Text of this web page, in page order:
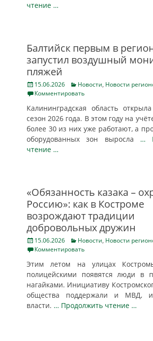
чтение …
Балтийск первым в
запустил воздушный
пляжей
Posted
on
15.06.2026 Categories
Новости, Новости
Комментировать
Калининградская область
сезон 2026 года. В этом году на
более 30 из них уже работают, а
оборудованных зон выросла …
чтение …
«Обязанность казака –
Россию»: как в Костроме
возрождают традиции
добровольных дружин
Posted
on
15.06.2026 Categories
Новости, Новости
Комментировать
Этим летом на улицах
полицейскими появятся люди в
нагайками. Инициативу
общества поддержали и МВД, и
власти. … Продолжить чтение …